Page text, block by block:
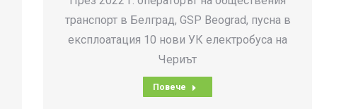
транспорт в Белград, GSP Beograd, пусна в
експлоатация 10 нови УК електробуса на
Чериът
Повече